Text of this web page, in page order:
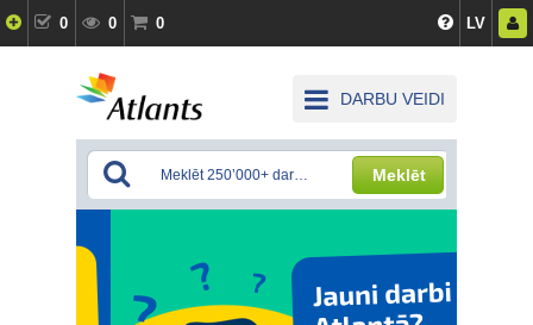
0 0 0 LV
DARBU VEIDI
Meklēt